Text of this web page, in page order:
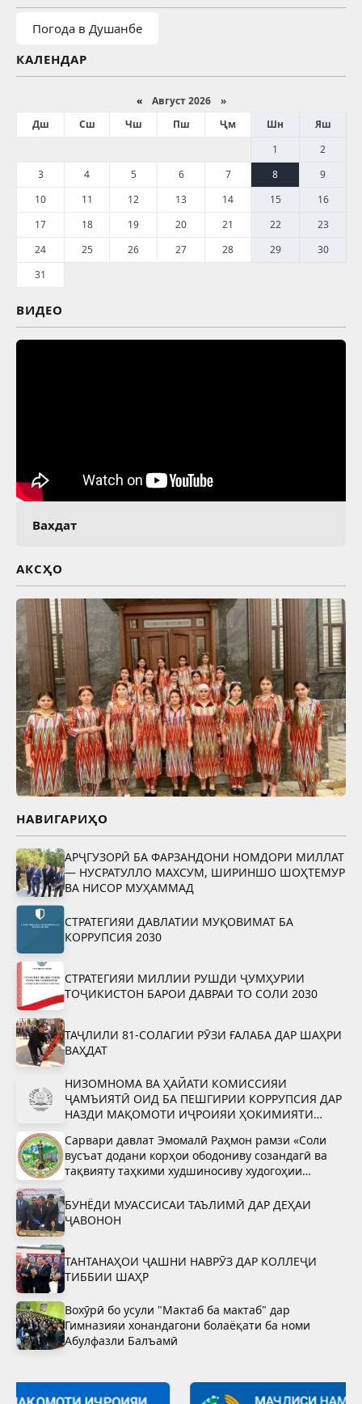
Погода в Душанбе
КАЛЕНДАР
«Август 2026 »
Дш
Сш Чш Пш Ҷм Шн
Яш
1
2
3
4 5 6 7 8
9
10
11 12 13 14 15
16
17
18 19 20 21 22
23
24
25 26 27 28 29
30
31
ВИДЕО
Вахдат
АКСҲО
НАВИГАРИҲО
АРҶГУЗОРӢ БА ФАРЗАНДОНИ НОМДОРИ МИЛЛАТ
— НУСРАТУЛЛО МАХСУМ, ШИРИНШО ШОҲТЕМУР
ВА НИСОР МУҲАММАД
СТРАТЕГИЯИ ДАВЛАТИИ МУҚОВИМАТ БА
КОРРУПСИЯ 2030
СТРАТЕГИЯИ МИЛЛИИ РУШДИ ҶУМҲУРИИ
ТОҶИКИСТОН БАРОИ ДАВРАИ ТО СОЛИ 2030
ТАҶЛИЛИ 81-СОЛАГИИ РӮЗИ ҒАЛАБА ДАР ШАҲРИ
ВАҲДАТ
НИЗОМНОМА ВА ҲАЙАТИ КОМИССИЯИ
ҶАМЪИЯТӢ ОИД БА ПЕШГИРИИ КОРРУПСИЯ ДАР
НАЗДИ МАҚОМОТИ ИҶРОИЯИ ҲОКИМИЯТИ
Сарвари давлат Эмомалӣ Раҳмон рамзи «Соли
вусъат додани корҳои ободониву созандагӣ ва
тақвияту таҳкими худшиносиву худогоҳии
БУНЁДИ МУАССИСАИ ТАЪЛИМӢ ДАР ДЕҲАИ
ҶАВОНОН
ТАНТАНАҲОИ ҶАШНИ НАВРӮЗ ДАР КОЛЛЕҶИ
ТИББИИ ШАҲР
Вохӯрӣ бо усули "Мактаб ба мактаб" дар
Гимназияи хонандагони болаёқати ба номи
Абулфазли Балъамӣ